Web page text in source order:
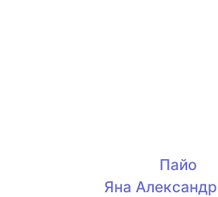
Пайо
Яна